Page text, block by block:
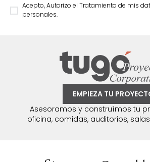
Acepto, Autorizo el Tratamiento de mis
personales.
EMPIEZA TU
Asesoramos y construímos tu
oficina, comidas, auditorios,